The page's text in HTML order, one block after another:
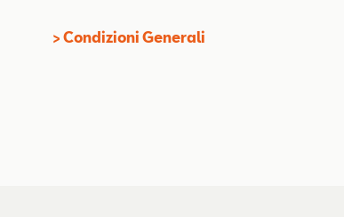
> Condizioni Generali